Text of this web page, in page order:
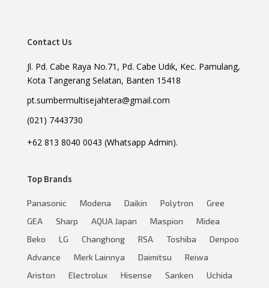
Contact Us
Jl. Pd. Cabe Raya No.71, Pd. Cabe Udik, Kec. Pamulang,
Kota Tangerang Selatan, Banten 15418
pt.sumbermultisejahtera@gmail.com
(021) 7443730
+62 813 8040 0043 (Whatsapp Admin).
Top Brands
Panasonic Modena Daikin Polytron
Gree
GEA
Sharp AQUA Japan Maspion
Midea
Beko
LG Changhong RSA Toshiba
Denpoo
Advance
Merk Lainnya Daimitsu
Reiwa
Ariston
Electrolux Hisense Sanken Uchida